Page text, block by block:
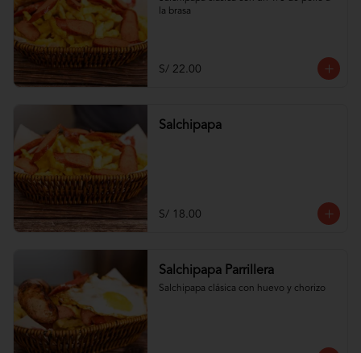
la brasa
S/ 22.00
Salchipapa
S/ 18.00
Salchipapa Parrillera
Salchipapa clásica con huevo y chorizo